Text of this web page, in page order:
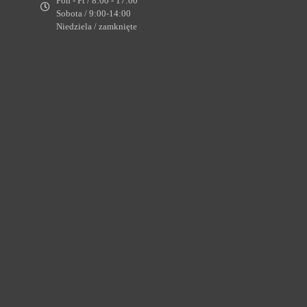
Sobota / 9:00-14:00
Niedziela / zamknięte